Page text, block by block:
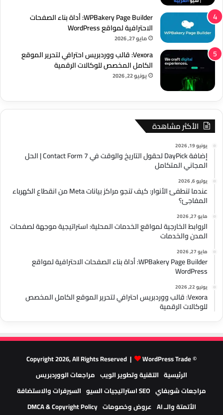
WPBakery Page Builder: أداة بناء الصفحات
الاحترافية لمواقع WordPress
مايو 27, 2026
Vexora: قالب ووردبريس احترافي لتحرير الموقع
الكامل المخصص للوكالات الرقمية
يونيو 22, 2026
الأكثر مشاهدة
يونيو 19, 2026
إضافة DayPick لحقول التاريخ والوقت في Contact Form 7 | الحل
المجاني المتكامل
يوليو 6, 2026
عندما تنطفئ الأنوار: كيف تنجو مراكز بيانات Meta من انقطاع الكهرباء
المفاجئ؟
مايو 27, 2026
الروابط الخارجية لمواقع الخدمات المحلية: استراتيجية موجهة لصفحات
المدن والخدمات
مايو 27, 2026
WPBakery Page Builder: أداة بناء الصفحات الاحترافية لمواقع
WordPress
يونيو 22, 2026
Vexora: قالب ووردبريس احترافي لتحرير الموقع الكامل المخصص
للوكالات الرقمية
© Copyright 2026, All Rights Reserved |
WordPress Trade
الرئيسية التقنية وتطوير الويب مراجعات الووردبريس
مراجعات شوبفاي SEO استراتيجيات السيو
السيرفرات والاستضافة
الأتمتة والــ AI
عروض وخصومات DMCA & Copyright Policy